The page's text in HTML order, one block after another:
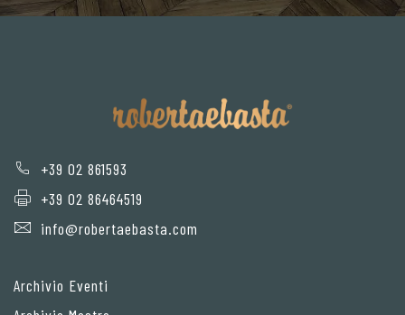
+39 02 861593
+39 02 86464519
info@robertaebasta.com
Archivio Eventi